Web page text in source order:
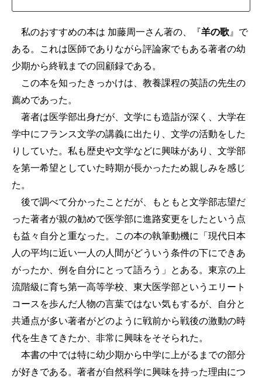
私のおすすめの本は 加藤周一さん著の、『羊の歌 』で
ある。これは医師でありながら評論家でもある著者の幼
少期から終戦までの回顧録である。
この本を知ったきっかけは、教養課程の英語の先生の
薦めであった。
著者は医学部出身だが、文学にも造詣が深く、大学在
学中にフランス文学の講義に出たり、文学の活動をした
りしていた。私も歴史や文学などに興味があり、文学部
を第一希望としていた時期が長かったため親しみを感じ
た。
後で調べて分かったことだが、もともと文学部志望だ
った著者が親の勧めで医学部に進路変更をしたという点
も益々自分と重なった。この本の執筆動機に「現代日本
人の平均に近い一人の人間がどういう条件の下にできあ
がったか、例を自分にとって語ろう」とある。東京の上
流階級に育ち第一高等学校、東大医学部というエリート
コースを歩んだ人物の言葉ではない気もするが、自分と
共通点が多い著者がどのように戦前から戦後の激動の時
代を生きてきたか、非常に興味をそそられた。
本書の中では特に幼少期から中学に上がるまでの部分
が好きである。著者が自然科学に興味を持った理由につ